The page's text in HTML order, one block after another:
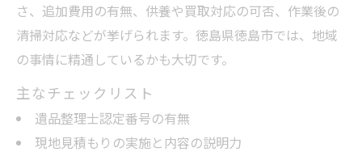
さ、追加費用の有無、供養や買取対応の可否、作業後の
清掃対応などが挙げられます。徳島県徳島市では、地域
の事情に精通しているかも大切です。
主なチェックリスト
遺品整理士認定番号の有無
現地見積もりの実施と内容の説明力